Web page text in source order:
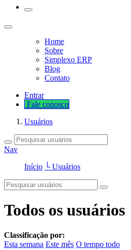
Home
Sobre
Simplexo ERP
Blog
Contato
Entrar
Fale cono​​​​​​​​sco
Usuários
Nav
Início └ Usuários
Todos os usuários
Classificação por:
Esta semana Este mês O tempo todo